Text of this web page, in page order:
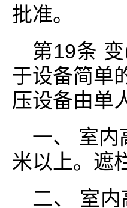
批准。
第19条
于设备简单
压设备由单
一、 室内
米以上。遮
二、 室